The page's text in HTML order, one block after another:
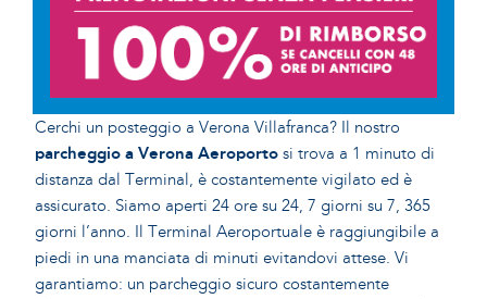
Cerchi un posteggio a Verona Villafranca? Il nostro
parcheggio a Verona Aeroporto si trova a 1 minuto di
distanza dal Terminal, è costantemente vigilato ed è
assicurato. Siamo aperti 24 ore su 24, 7 giorni su 7, 365
giorni l’anno. Il Terminal Aeroportuale è raggiungibile a
piedi in una manciata di minuti evitandovi attese. Vi
garantiamo: un parcheggio sicuro costantemente